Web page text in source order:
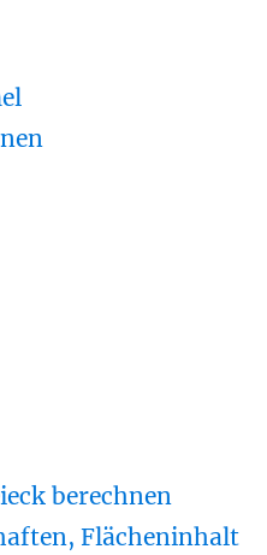
berechnen
Flächeninhalt